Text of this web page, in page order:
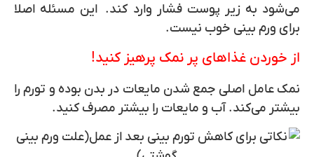
می‌شود به زیر پوست فشار وارد کند. این مسئله اصلا
برای ورم بینی خوب نیست.
از خوردن غذاهای پر نمک پرهیز کنید!
نمک عامل اصلی جمع شدن مایعات در بدن بوده و تورم را
بیشتر می‌کند. آب و مایعات را بیشتر مصرف کنید.